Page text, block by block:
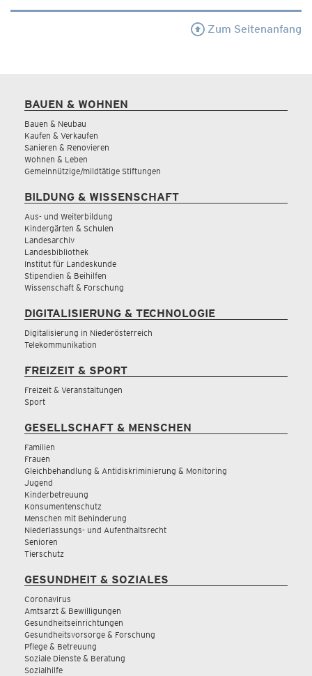
Zum Seitenanfang
BAUEN & WOHNEN
Bauen & Neubau
Kaufen & Verkaufen
Sanieren & Renovieren
Wohnen & Leben
Gemeinnützige/mildtätige Stiftungen
BILDUNG & WISSENSCHAFT
Aus- und Weiterbildung
Kindergärten & Schulen
Landesarchiv
Landesbibliothek
Institut für Landeskunde
Stipendien & Beihilfen
Wissenschaft & Forschung
DIGITALISIERUNG & TECHNOLOGIE
Digitalisierung in Niederösterreich
Telekommunikation
FREIZEIT & SPORT
Freizeit & Veranstaltungen
Sport
GESELLSCHAFT & MENSCHEN
Familien
Frauen
Gleichbehandlung & Antidiskriminierung & Monitoring
Jugend
Kinderbetreuung
Konsumentenschutz
Menschen mit Behinderung
Niederlassungs- und Aufenthaltsrecht
Senioren
Tierschutz
GESUNDHEIT & SOZIALES
Coronavirus
Amtsarzt & Bewilligungen
Gesundheitseinrichtungen
Gesundheitsvorsorge & Forschung
Pflege & Betreuung
Soziale Dienste & Beratung
Sozialhilfe